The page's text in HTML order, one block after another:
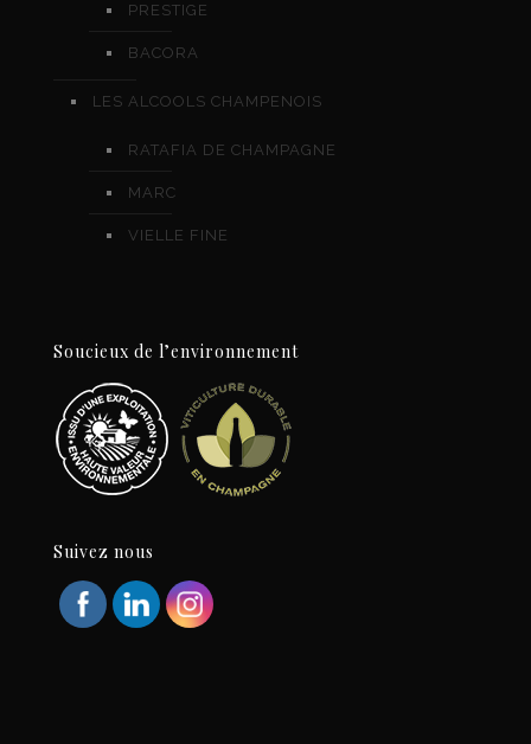
PRESTIGE
BACORA
LES ALCOOLS CHAMPENOIS
RATAFIA DE CHAMPAGNE
MARC
VIELLE FINE
Soucieux de l’environnement
Suivez nous